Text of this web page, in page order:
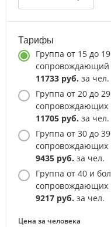
Тарифы
Группа от 15 до
сопровождающий
11733 руб. за чел.
Группа от 20 до
сопровождающих
11705 руб. за чел.
Группа от 30 до
сопровождающих
9435 руб. за чел.
Группа от 40 и
сопровождающих
9217 руб. за чел.
Цена за человека